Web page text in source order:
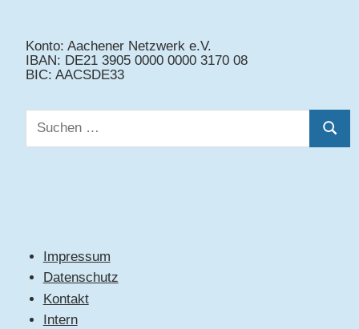
Konto: Aachener Netzwerk e.V.
IBAN: DE21 3905 0000 0000 3170 08
BIC: AACSDE33
Suchen
nach:
Impressum
Datenschutz
Kontakt
Intern